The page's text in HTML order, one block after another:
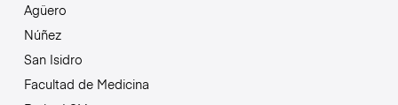
Agüero
Núñez
San Isidro
Facultad de Medicina